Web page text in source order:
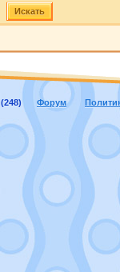
Искать
(248) Форум